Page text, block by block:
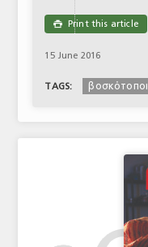
 Print this article
15 June 2016
TAGS: βοσκότοποι